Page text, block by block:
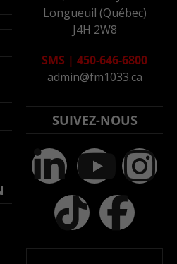
Longueuil (Québec)
J4H 2W8
SMS | 450-646-6800
admin@fm1033.ca
SUIVEZ-NOUS